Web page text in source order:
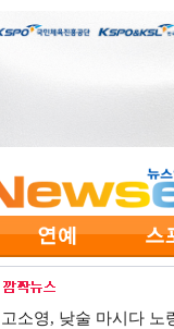
고소영, 낮술 마시다 노